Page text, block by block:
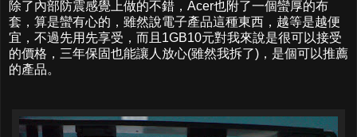
除了內部防震感覺上做的不錯，Acer也附了一個蠻厚的布
套，算是蠻有心的，雖然說電子產品這種東西，越等是越便
宜，不過先用先享受，而且1GB10元對我來說是很可以接受
的價格，三年保固也能讓人放心(雖然我拆了)，是個可以推薦
的產品。